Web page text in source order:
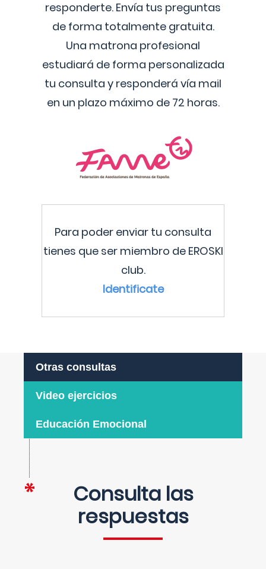
responderte. Envía tus preguntas
de forma totalmente gratuita.
Una matrona profesional
estudiará de forma personalizada
tu consulta y responderá vía mail
en un plazo máximo de 72 horas.
Para poder enviar tu consulta
tienes que ser miembro de EROSKI
club.
Identificate
Otras consultas
Video ejercicios
Educación Emocional
Consulta las
respuestas